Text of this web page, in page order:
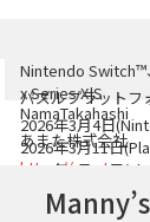
Nintendo
x Series X|S
NamaTakahashi
パズルプラットフ
あまた株式会社
2026年3月4日
2026年3月11日
2026年3月19日
https://
Manny’s